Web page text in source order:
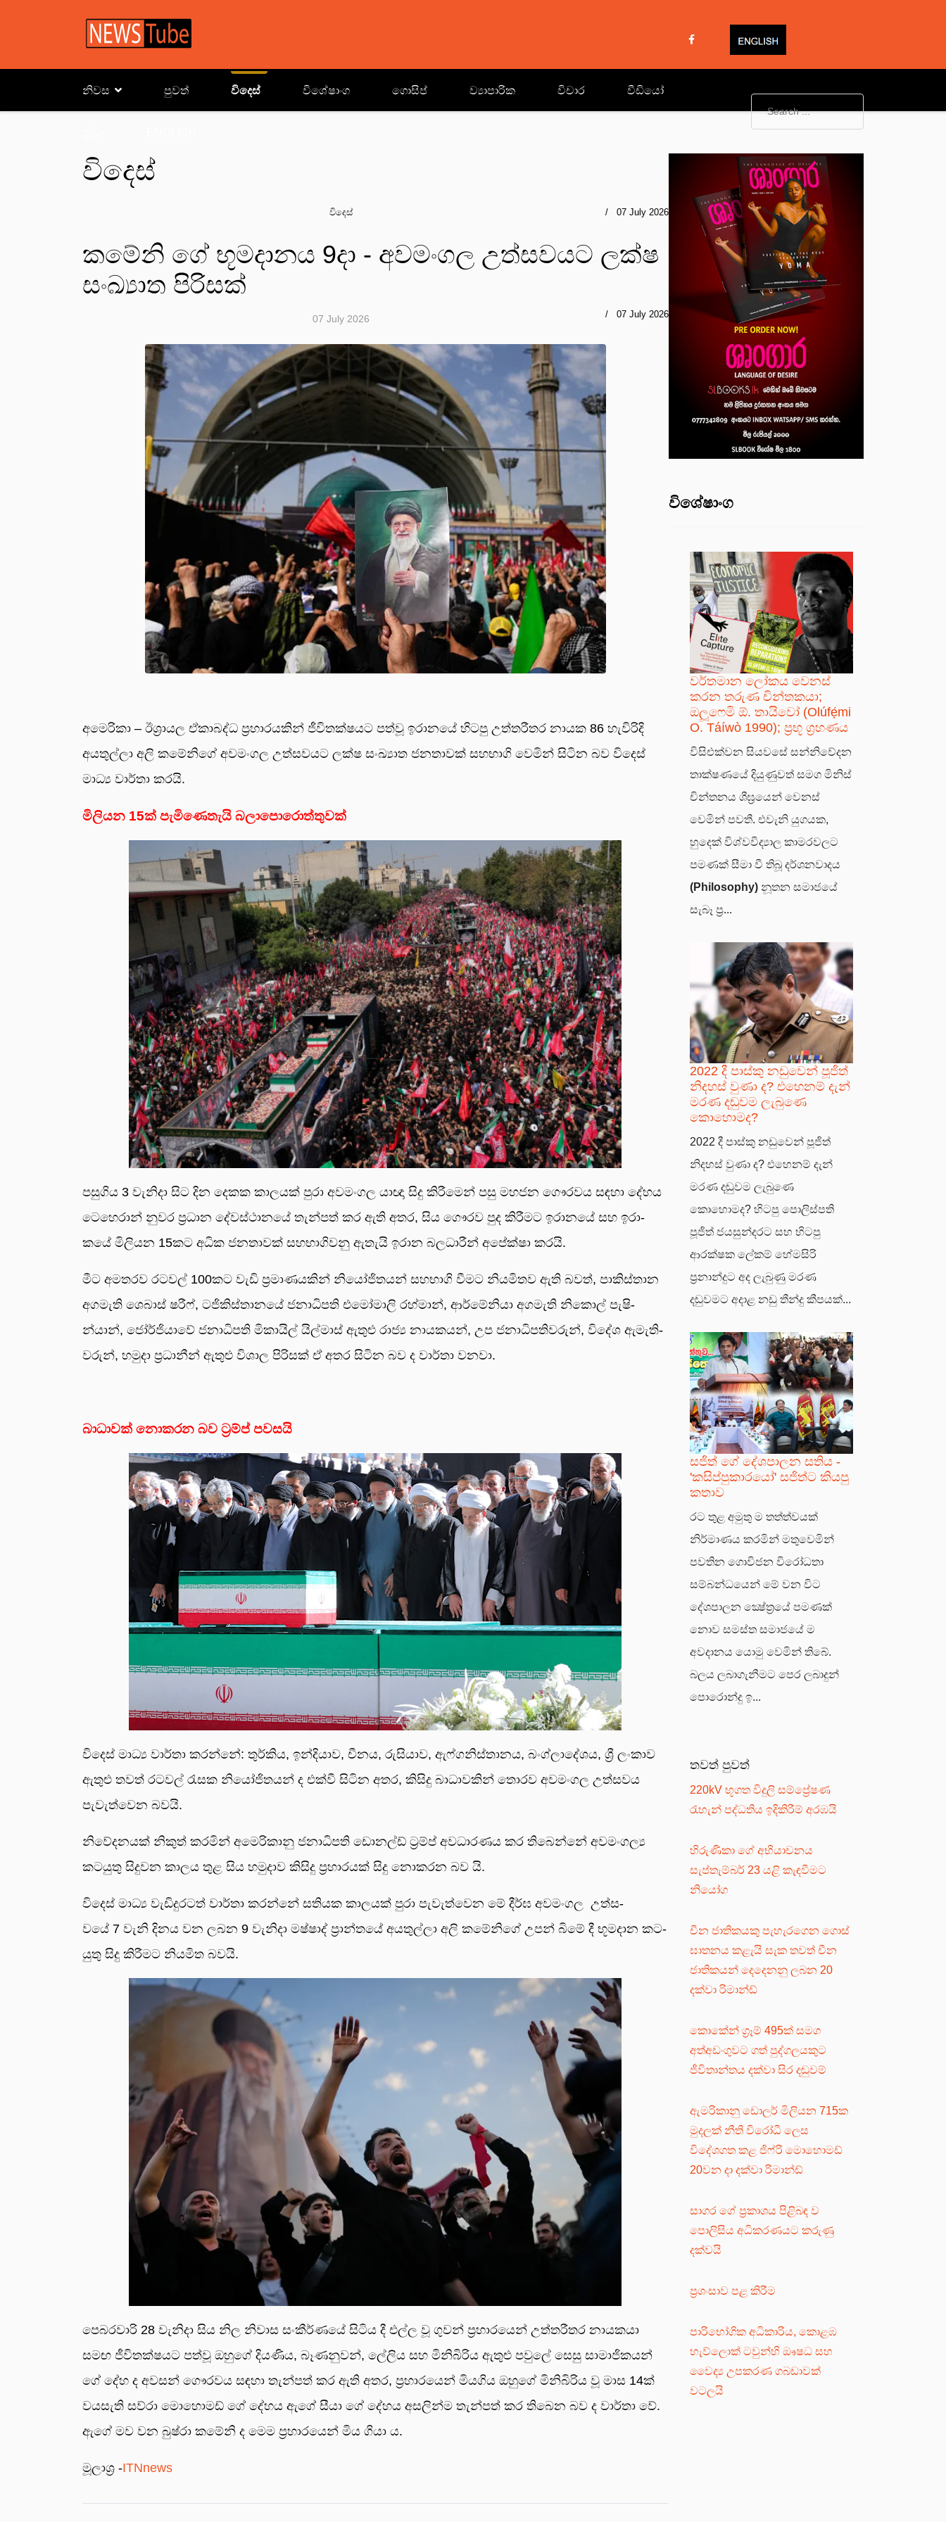
නිවස පුවත් විදෙස් විශේෂාංග ගොසිප් ව්‍යාපාරික විචාර වීඩියෝ
විදෙස්
විදෙස් 07 July 2026
කමේනි ගේ භූමදානය 9දා - අවමංගල උත්සවයට ලක්ෂ
සංඛ්‍යාත පිරිසක්
07 July 2026 07 July 2026
අමෙ­රිකා – ඊශ්‍රා­යල ඒකා­බද්ධ ප්‍රහා­ර­ය­කින් ජීවි­ත­ක්ෂ­යට පත්වූ ඉරා­නයේ හිටපු උත්ත­රී­තර නායක 86 හැවි­රිදි
අය­තුල්ලා අලි කමේ­නිගේ අව­මං­ගල උත්ස­ව­යට ලක්ෂ සංඛ්‍යාත ජන­තාවක් සහ­භාගි වෙමින් සිටින බව විදෙස්
මාධ්‍ය වාර්තා කරයි.
මිලියන 15ක් පැමිණෙතැයි බලාපොරොත්තුවක්
පසු­ගිය 3 වැනිදා සිට දින දෙකක කාල­යක් පුරා අව­මං­ගල යාඥා සිදු කිරීමෙන් පසු මහ­ජන ගෞර­වය සඳහා දේහය
ටෙහෙ­රාන් නුවර ප්‍රධාන දේව­ස්ථා­නයේ තැන්පත් කර ඇති අතර, සිය ගෞරව පුද කිරී­මට ඉරා­නයේ සහ ඉරා­
කයේ මිලි­යන 15කට අධික ජන­තා­වක් සහ­භා­ගි­වනු ඇතැයි ඉරාන බල­ධා­රීන් අපේක්ෂා කරයි.
මීට අම­ත­රව රට­වල් 100කට වැඩි ප්‍රමා­ණ­ය­කින් නියෝ­ජි­ත­යන් සහ­භාගි වීමට නිය­මි­තව ඇති බවත්, පාකිස්තාන
අග­මැති ශෙබාස් ෂරීෆ්, ටජි­කි­ස්තා­නයේ ජනා­ධි­පති එමෝ­මාලි රහ්මාන්, ආර්මේ­නියා අග­මැති නිකොල් පැෂි­
න්යාන්, ජෝර්ජි­යාවේ ජනා­ධි­පති මිකා­යිල් යිල්මාස් ඇතුළු රාජ්‍ය­ නා­ය­ක­යන්, උප ජනාධිපතිව­රුන්, විදේශ ඇමැ­ති­
ව­රුන්, හමුදා ප්‍රධා­නීන් ඇතුළු විශාල පිරි­සක් ඒ අතර සිටින බව ද වාර්තා වනවා.
බාධාවක් නොකරන බව ට්‍රම්ප් පවසයි
විදෙස් මාධ්‍ය වාර්තා කරන්නේ: තුර්කිය, ඉන්දි­යාව, චීනය, රුසි­යාව, ඇෆ්ග­නි­ස්තා­නය, බංග්ලා­දේ­ශය, ශ්‍රී ලංකාව
ඇතුළු තවත් රට­වල් රැසක නියෝ­ජි­ත­යන් ද එක්වී සිටින අතර, කිසිදු බාධා­ව­කින් තොරව අව­මංගල උත්ස­වය
පැවැ­ත්වෙන බවයි.
නිවේ­ද­නයක් නිකුත් කරමින් අමෙ­රි­කානු ජනා­ධිපති ඩොනල්ඩ් ට්‍රම්ප් අවධාරණය කර තිබෙන්නේ අවමංගල්‍ය
කට­යුතු සිදු­වන කාලය තුළ සිය හමු­දාව කිසිදු ප්‍රහා­ර­යක් සිදු නොක­රන බව යි.
විදෙස් මාධ්‍ය වැඩි­දු­ර­ටත් වාර්තා කරන්නේ සති­යක කාල­යක් පුරා පැවැ­ත්වෙන මේ දීර්ඝ අව­මං­ගල උත්ස­
වයේ 7 වැනි දිනය වන ලබන 9 වැනිදා මෂ්ෂාද් ප්‍රාන්තයේ අය­තුල්ලා අලි කමේ­නිගේ උපන් බිමේ දී භූම­දාන කට­
යුතු සිදු කිරීමට නිය­මිත බවයි.
පෙබ­ර­වාරි 28 වැනිදා සිය නිල නිවාස සංකී­ර්ණයේ සිටි­ය දී එල්ල වූ ගුවන් ප්‍රහා­ර­යෙන් උත්ත­රී­තර නාය­කයා
සමඟ ජීවි­ත­ක්ෂ­යට පත්වූ ඔහුගේ දිය­ණිය, බෑණ­නු­වන්, ලේලිය සහ මිනි­බි­රිය ඇතුළු පවුලේ සෙසු සාමා­ජි­ක­යන්
ගේ දේහ ද අව­සන් ගෞර­වය සඳහා තැන්පත් කර ඇති අතර, ප්‍රහා­ර­යෙන් මිය­ගිය ඔහුගේ මිනි­බි­රිය වූ මාස 14ක්
වය­සැති සව්රා මොහො­මඩ් ගේ දේහය ඇගේ සීයා ගේ දේහය අස­ලින්ම තැන්පත් කර තිබෙන බව ද වාර්තා වේ.
ඇගේ මව වන බුෂ්රා කමේනි ද මෙම ප්‍රහා­ර­යෙන් මිය ගියා ය.
මූලාශ්‍ර -ITNnews
විශේෂාංග
වර්තමාන ලෝකය වෙනස්
කරන තරුණ චින්තකයා;
ඔලූෆෙමි ඕ. තායිවෝ (Olúfẹ́mi
O. Táíwò 1990); ප්‍රභූ ග්‍රහණය
විසිඑක්වන සියවසේ සන්නිවේදන
තාක්ෂණයේ දියුණුවත් සමග මිනිස්
චින්තනය ශීඝ්‍රයෙන් වෙනස්
වෙමින් පවතී. එවැනි යුගයක,
හුදෙක් විශ්වවිද්‍යාල කාමරවලට
පමණක් සීමා වී තිබූ දර්ශනවාදය
(Philosophy)නූතන සමාජයේ
සැබෑ ප්‍ර...
2022 දී පාස්කු නඩුවෙන් පූජිත්
නිදහස් වුණා ද? එහෙනම් දැන්
මරණ දඬුවම ලැබුණෙ
කොහොමද?
2022 දී පාස්කු නඩුවෙන් පූජිත්
නිදහස් වුණා ද? එහෙනම් දැන්
මරණ දඬුවම ලැබුණෙ
කොහොමද? හිටපු පොලිස්පති
පූජිත් ජයසුන්දරට සහ හිටපු
ආරක්ෂක ලේකම් හේමසිරි
ප්‍රනාන්දුට අද ලැබුණු මරණ
දඬුවමට අදාළ නඩු තීන්දු කීපයක්...
සජිත් ගේ දේශපාලන සතිය -
'කසිප්පුකාරයෝ' සජිත්ට කියපු
කතාව
රට තුළ අමුතු ම තත්ත්වයක්
නිර්මාණය කරමින් මතුවෙමින්
පවතින ගොවිජන විරෝධතා
සම්බන්ධයෙන් මේ වන විට
දේශපාලන ක්‍ෂේත්‍රයේ පමණක්
නොව සමස්ත සමාජයේ ම
අවදානය යොමු වෙමින් තිබේ.
බලය ලබාගැනීමට පෙර ලබාදුන්
පොරොන්දු ඉ...
තවත් පුවත්
220kV භූගත විදුලි සම්ප්‍රේෂණ
රැහැන් පද්ධතිය ඉදිකිරීම් අරඹයි
හිරුණිකා ගේ අභියාචනය
සැප්තැම්බර් 23 යළි කැඳවීමට
නියෝග
චීන ජාතිකයකු පැහැරගෙන ගොස්
ඝාතනය කළැයි සැක තවත් චීන
ජාතිකයන් දෙදෙනනු ලබන 20
දක්වා රිමාන්ඩ්
කොකේන් ග්‍රෑම් 495ක් සමග
අත්අඩංගුවට ගත් පුද්ගලයකුට
ජීවිතාන්තය දක්වා සිර දඬුවම්
ඇමරිකානු ඩොලර් මිලියන 715ක
මුදලක් නීති විරෝධී ලෙස
විදේශගත කළ ජිෆ්රි මොහොමඩ්
20වන දා දක්වා රිමාන්ඩ්
සාගර ගේ ප්‍රකාශය පිළිබඳ ව
පොලිසිය අධිකරණයට කරුණු
දක්වයි
ප්‍රශංසාව පළ කිරීම
පාරිභෝගික අධිකාරිය, කොළඹ
හැව්ලොක් ටවුන්හි ඖෂධ සහ
වෛද්‍ය උපකරණ ගබඩාවක්
වටලයි